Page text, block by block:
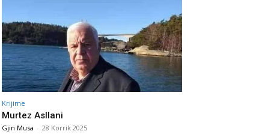
Krijime
Murtez Asllani
Gjin Musa - 28 Korrik 2025